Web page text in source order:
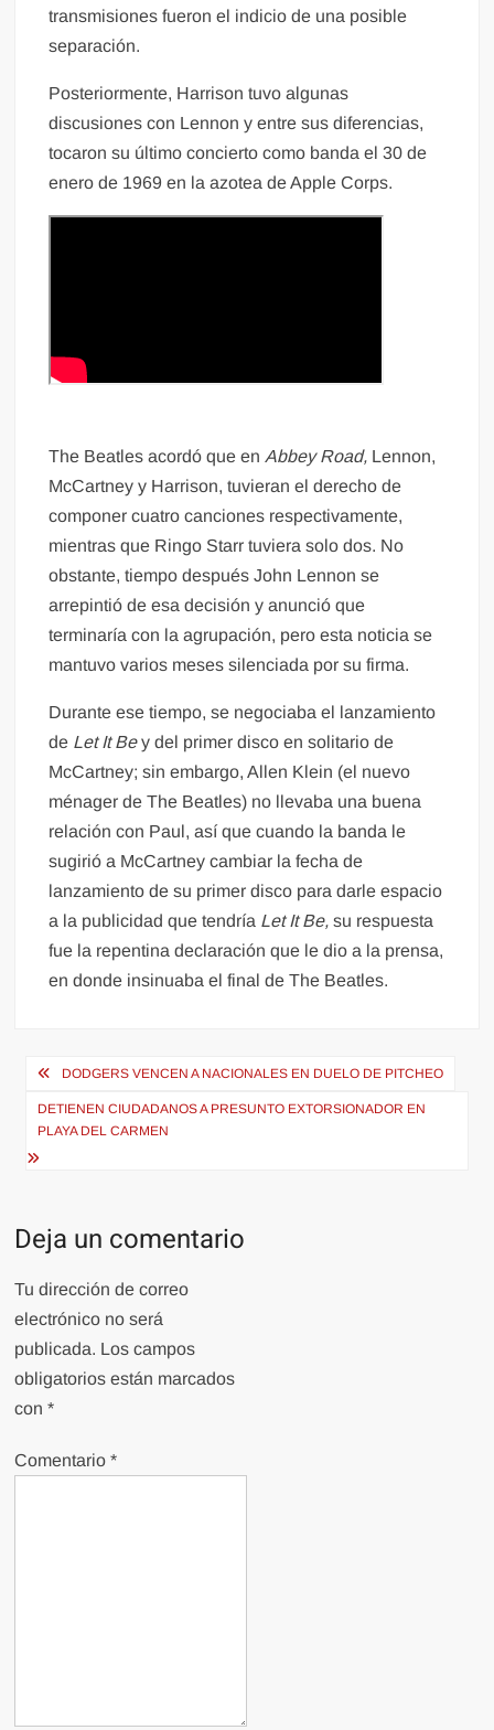
transmisiones fueron el indicio de una posible
separación.
Posteriormente, Harrison tuvo algunas
discusiones con Lennon y entre sus diferencias,
tocaron su último concierto como banda el 30 de
enero de 1969 en la azotea de Apple Corps.
The Beatles acordó que enAbbey Road, Lennon,
McCartney y Harrison, tuvieran el derecho de
componer cuatro canciones respectivamente,
mientras que Ringo Starr tuviera solo dos. No
obstante, tiempo después John Lennon se
arrepintió de esa decisión y anunció que
terminaría con la agrupación, pero esta noticia se
mantuvo varios meses silenciada por su firma.
Durante ese tiempo, se negociaba el lanzamiento
de Let It Bey del primer disco en solitario de
McCartney; sin embargo, Allen Klein (el nuevo
ménager de The Beatles) no llevaba una buena
relación con Paul, así que cuando la banda le
sugirió a McCartney cambiar la fecha de
lanzamiento de su primer disco para darle espacio
a la publicidad que tendría Let It Be,su respuesta
fue la repentina declaración que le dio a la prensa,
en donde insinuaba el final de The Beatles.
Navegación
de
entradas
DODGERS VENCEN A NACIONALES EN DUELO DE PITCHEO
DETIENEN CIUDADANOS A PRESUNTO EXTORSIONADOR EN
PLAYA DEL CARMEN
Deja un comentario
Tu dirección de correo
electrónico no será
publicada. Los campos
obligatorios están marcados
con*
Comentario*